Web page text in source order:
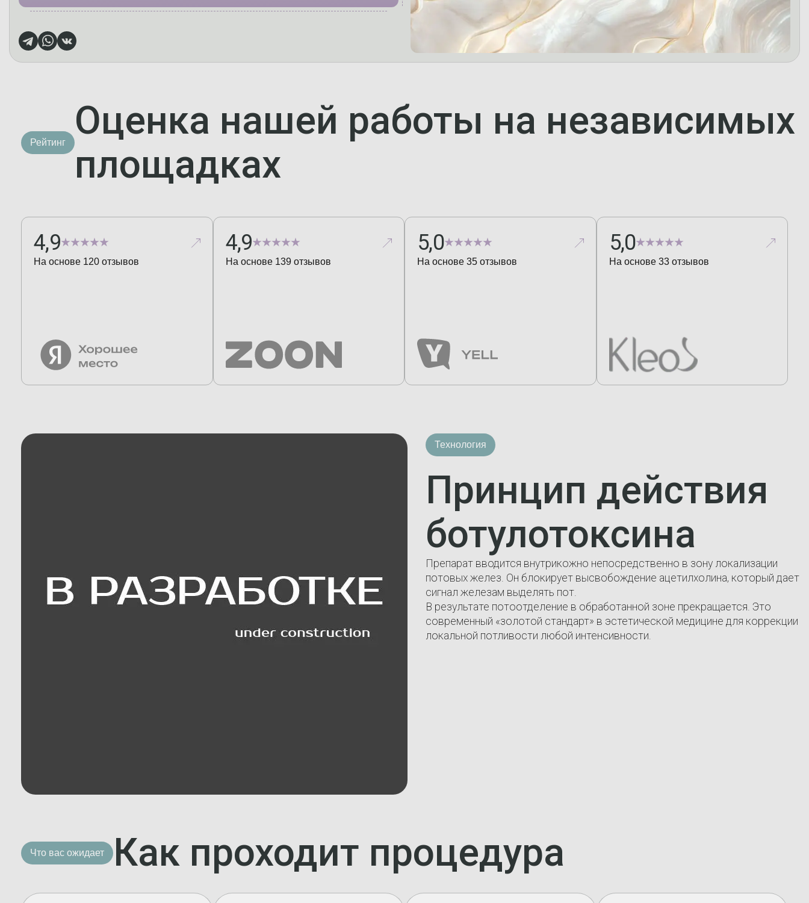
Рейтинг
Оценка нашей работы на независимых
площадках
4,9
На основе 120 отзывов
4,9
На основе 139отзывов
5,0
На основе 35 отзывов
5,0
На основе 33отзывов
Технология
Принцип действия
ботулотоксина
Препарат вводится внутрикожно непосредственно в зону локализации
потовых желез. Он блокирует высвобождение ацетилхолина, который дает
сигнал железам выделять пот.
В результате потоотделение в обработанной зоне прекращается. Это
современный «золотой стандарт» в эстетической медицине для коррекции
локальной потливости любой интенсивности.
Что вас ожидает Как проходит процедура